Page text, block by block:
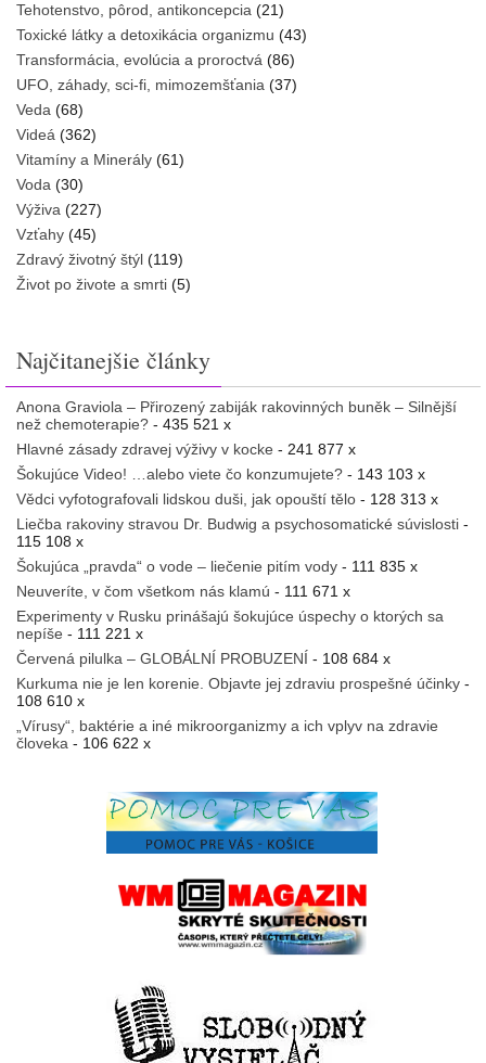
Tehotenstvo, pôrod, antikoncepcia (21)
Toxické látky a detoxikácia organizmu (43)
Transformácia, evolúcia a proroctvá (86)
UFO, záhady, sci-fi, mimozemšťania (37)
Veda (68)
Videá (362)
Vitamíny a Minerály (61)
Voda (30)
Výživa (227)
Vzťahy (45)
Zdravý životný štýl (119)
Život po živote a smrti (5)
Najčitanejšie články
Anona Graviola – Přirozený zabiják rakovinných buněk – Silnější
než chemoterapie? - 435 521 x
Hlavné zásady zdravej výživy v kocke - 241 877 x
Šokujúce Video! …alebo viete čo konzumujete? - 143 103 x
Vědci vyfotografovali lidskou duši, jak opouští tělo - 128 313 x
Liečba rakoviny stravou Dr. Budwig a psychosomatické súvislosti -
115 108 x
Šokujúca „pravda“ o vode – liečenie pitím vody - 111 835 x
Neuveríte, v čom všetkom nás klamú - 111 671 x
Experimenty v Rusku prinášajú šokujúce úspechy o ktorých sa
nepíše - 111 221 x
Červená pilulka – GLOBÁLNÍ PROBUZENÍ - 108 684 x
Kurkuma nie je len korenie. Objavte jej zdraviu prospešné účinky -
108 610 x
„Vírusy“, baktérie a iné mikroorganizmy a ich vplyv na zdravie
človeka - 106 622 x